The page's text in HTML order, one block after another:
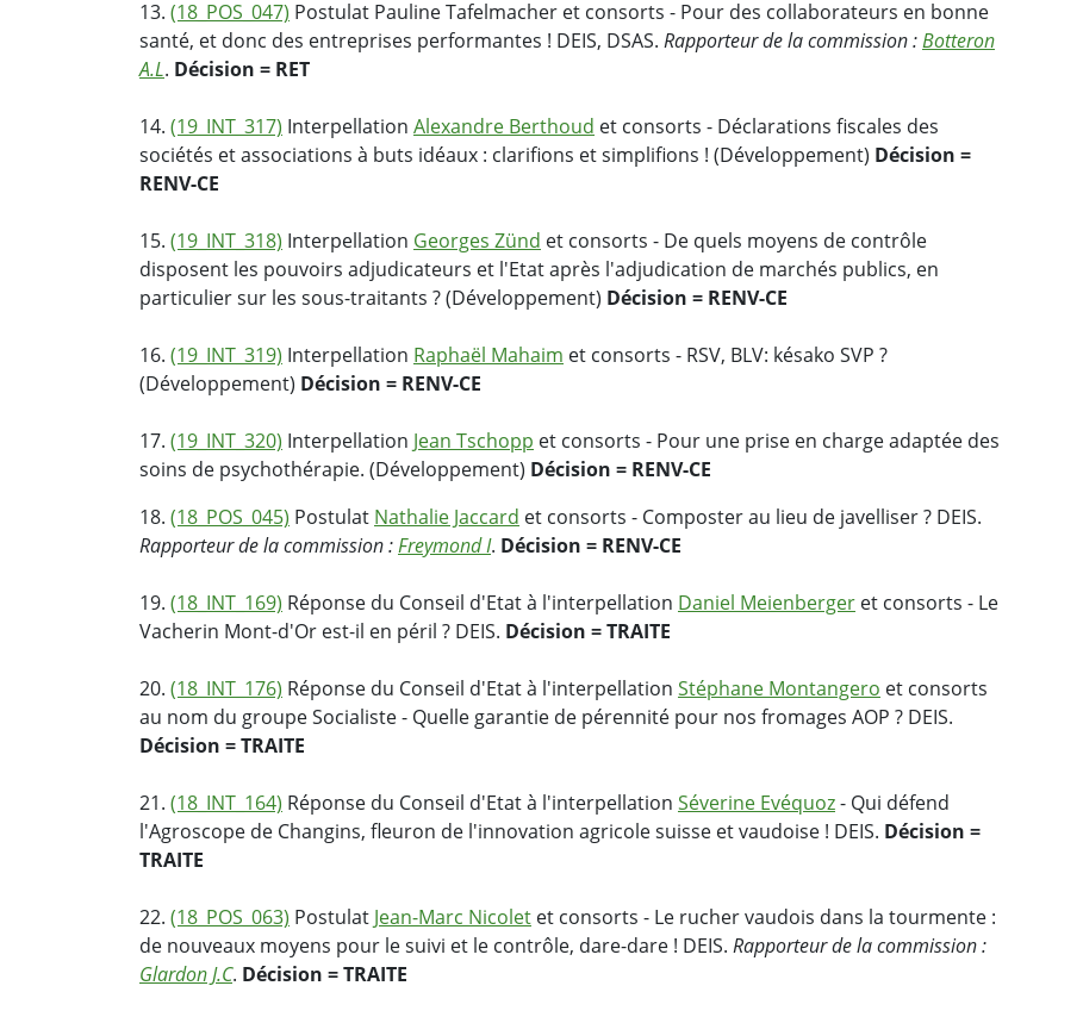
13. (18_POS_047) Postulat Pauline Tafelmacher et consorts - Pour des collaborateurs en bonne
santé, et donc des entreprises performantes ! DEIS, DSAS. Rapporteur de la commission :Botteron
A.L. Décision = RET
14. (19_INT_317) Interpellation Alexandre Berthoud et consorts - Déclarations fiscales des
sociétés et associations à buts idéaux : clarifions et simplifions ! (Développement) Décision =
RENV-CE
15. (19_INT_318) Interpellation Georges Zünd et consorts - De quels moyens de contrôle
disposent les pouvoirs adjudicateurs et l'Etat après l'adjudication de marchés publics, en
particulier sur les sous-traitants ? (Développement) Décision = RENV-CE
16. (19_INT_319) Interpellation Raphaël Mahaim et consorts - RSV, BLV: késako SVP ?
(Développement) Décision = RENV-CE
17. (19_INT_320) Interpellation Jean Tschopp et consorts - Pour une prise en charge adaptée des
soins de psychothérapie. (Développement) Décision = RENV-CE
18. (18_POS_045) Postulat Nathalie Jaccard et consorts - Composter au lieu de javelliser ? DEIS.
Rapporteur de la commission :Freymond I. Décision = RENV-CE
19. (18_INT_169) Réponse du Conseil d'Etat à l'interpellation Daniel Meienberger et consorts - Le
Vacherin Mont-d'Or est-il en péril ? DEIS. Décision = TRAITE
20. (18_INT_176) Réponse du Conseil d'Etat à l'interpellation Stéphane Montangero et consorts
au nom du groupe Socialiste - Quelle garantie de pérennité pour nos fromages AOP ? DEIS.
Décision = TRAITE
21. (18_INT_164) Réponse du Conseil d'Etat à l'interpellation Séverine Evéquoz- Qui défend
l'Agroscope de Changins, fleuron de l'innovation agricole suisse et vaudoise ! DEIS. Décision =
TRAITE
22. (18_POS_063) Postulat Jean-Marc Nicolet et consorts - Le rucher vaudois dans la tourmente :
de nouveaux moyens pour le suivi et le contrôle, dare-dare ! DEIS. Rapporteur de la commission :
Glardon J.C. Décision = TRAITE